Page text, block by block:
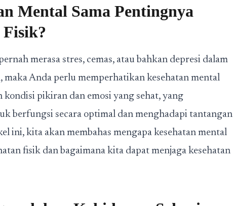
Mental Sama Pentingnya
Fisik?
merasa stres, cemas, atau bahkan depresi dalam
maka Anda perlu memperhatikan kesehatan mental
kondisi pikiran dan emosi yang sehat, yang
berfungsi secara optimal dan menghadapi tantangan
ini, kita akan membahas mengapa kesehatan mental
fisik dan bagaimana kita dapat menjaga kesehatan